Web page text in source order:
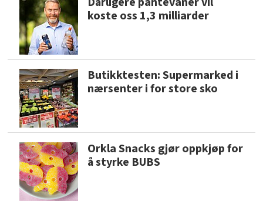
koste oss 1,3 milliarder
Butikktesten: Supermarked i
nærsenter i for store sko
Orkla Snacks gjør oppkjøp for
å styrke BUBS